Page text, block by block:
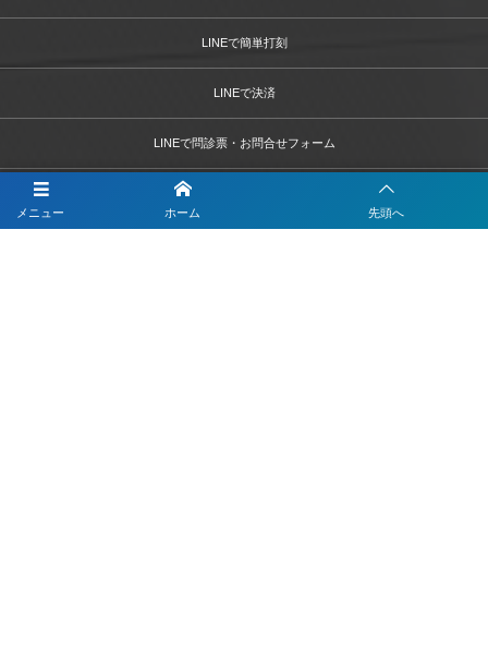
メニュー ホーム 先頭へ
LINEで簡単打刻
LINEで決済
LINEで問診票・お問合せフォーム
LINEを活用した採用活動